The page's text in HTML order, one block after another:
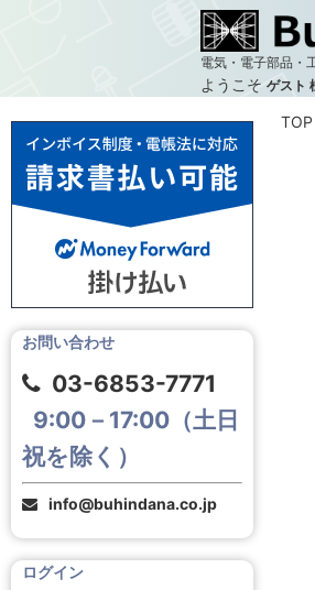
電気・電子部品・
ようこそ ゲスト
お問い合わせ
03-6853-7771
9:00－17:00（土日
祝を除く）
info@buhindana.co.jp
ログイン
TOP